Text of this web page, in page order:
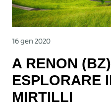
16 gen 2020
A RENON
ESPLORARE
MIRTILLI